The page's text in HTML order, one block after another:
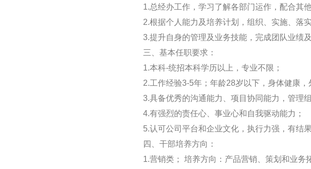
1.总经办工作，学习了解各部门运作，配合其
2.根据个人能力及培养计划，组织、实施、落
3.提升自身的管理及业务技能，完成团队业绩及
三、基本任职要求：
1.本科-统招本科学历以上，专业不限；
2.工作经验3-5年；年龄28岁以下，身体健康，
3.具备优秀的沟通能力、项目协同能力，管理
4.有强烈的责任心、事业心和自我驱动能力；
5.认可公司平台和企业文化，执行力强，有结
四、干部培养方向：
1.营销类； 培养方向：产品营销、策划和业务